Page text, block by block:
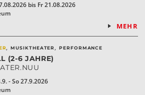
bis Fr 21.08.2026
MEHR
,MUSIKTHEATER ,PERFORMANCE
(2-6 JAHRE)
- So 27.9.2026